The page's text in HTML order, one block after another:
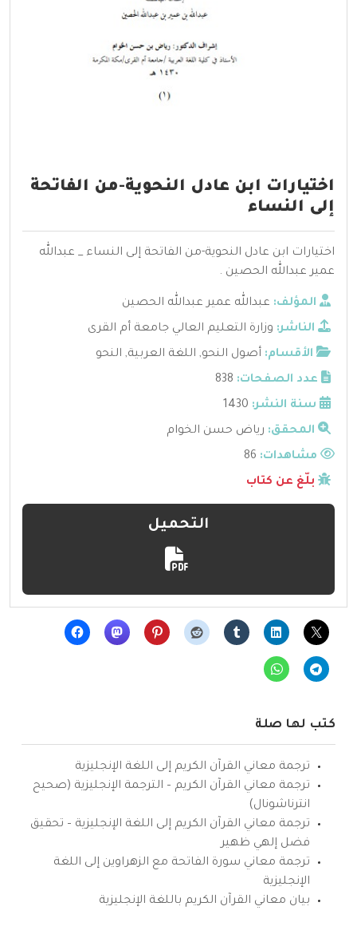
اختيارات ابن عادل النحوية-من الفاتحة
إلى النساء
اختيارات ابن عادل النحوية-من الفاتحة إلى النساء _ عبدالله
عمير عبدالله الحصين .
المؤلف: عبدالله عمير عبدالله الحصين
الناشر: وزارة التعليم العالي جامعة أم القرى
الأقسام: أصول النحو, اللغة العربية, النحو
عدد الصفحات: 838
سنة النشر: 1430
المحقق: رياض حسن الخوام
مشاهدات:
بلّغ عن كتاب
التحميل
كتب لها صلة
ترجمة معاني القرآن الكريم إلى اللغة الإنجليزية
ترجمة معاني القرآن الكريم – الترجمة الإنجليزية (صحيح
انترناشونال)
ترجمة معاني القرآن الكريم إلى اللغة الإنجليزية – تحقيق
فضل إلهي ظهير
ترجمة معاني سورة الفاتحة مع الزهراوين إلى اللغة
الإنجليزية
بيان معاني القرآن الكريم باللغة الإنجليزية